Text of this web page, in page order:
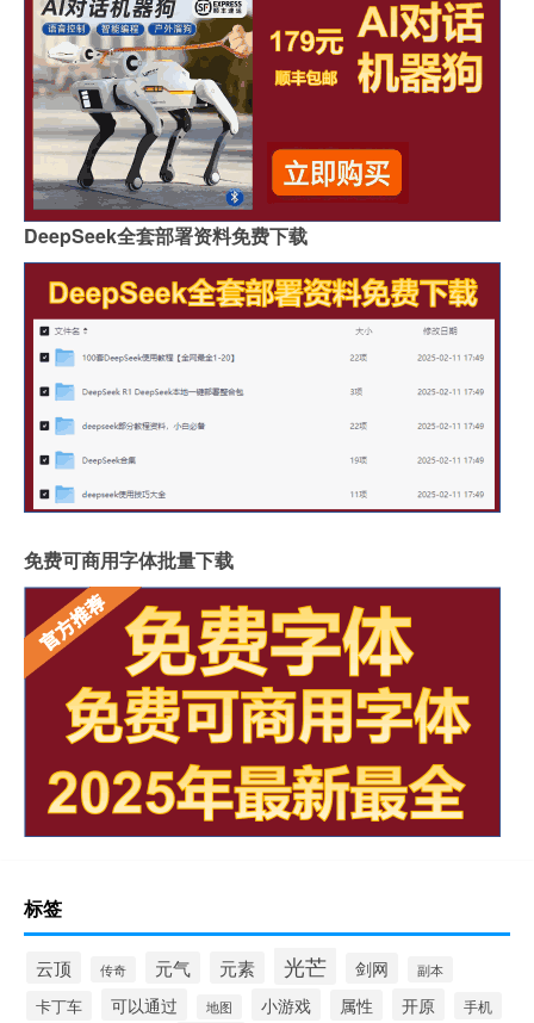
DeepSeek全套部署资料免费下载
免费可商用字体批量下载
标签
云顶 传奇 元气 元素 光芒 剑网 副本
卡丁车 可以通过 地图 小游戏 属性 开原 手机